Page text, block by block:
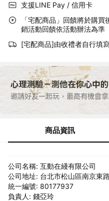
支援LINE Pay / 信用卡
「宅配商品」回饋將於購
銷活動回饋依活動辦法為準
[宅配商品]由收禮者自行填
商品資訊
公司名稱: 互動在綫有限公司
公司地址: 台北市松山區南京東
統一編號: 80177937
負責人: 錢亞玲